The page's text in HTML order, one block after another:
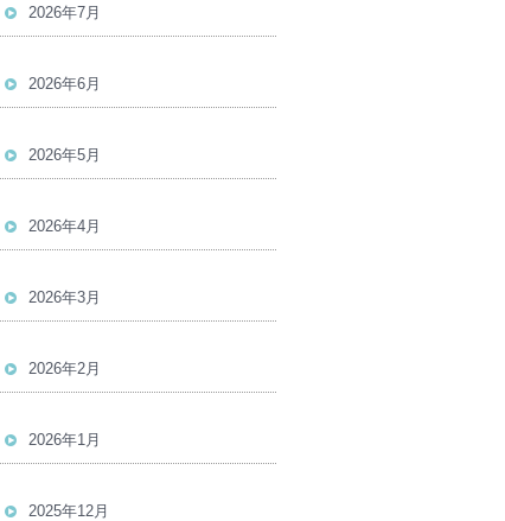
2026年7月
2026年6月
2026年5月
2026年4月
2026年3月
2026年2月
2026年1月
2025年12月